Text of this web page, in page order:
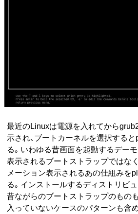
最近のLinuxは電源を入れてから
示され、ブートカーネルを選択する
る。いわゆる昔画面を起動するデー
表示されるブートストラップではな
メーション表示されるあの仕組みを
る。インストールするディストリビ
昔ながらのブートストラップのもの
入っていないケースのパターンも含